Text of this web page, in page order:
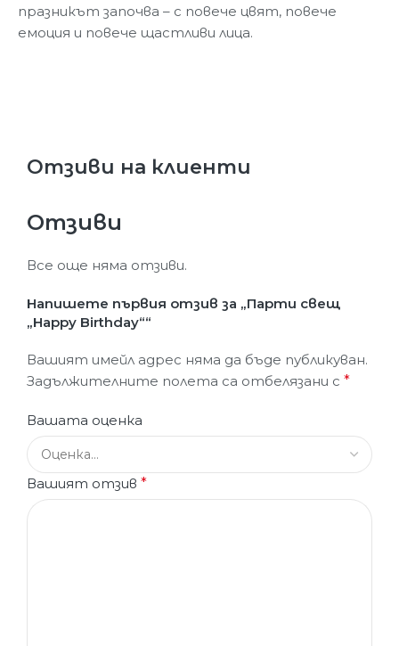
празникът започва – с повече цвят, повече
емоция и повече щастливи лица.
Отзиви на клиенти
Отзиви
Все още няма отзиви.
Напишете първия отзив за „Парти свещ
„Happy Birthday““
Вашият имейл адрес няма да бъде публикуван.
Задължителните полета са отбелязани с *
Вашата оценка
Вашият отзив *